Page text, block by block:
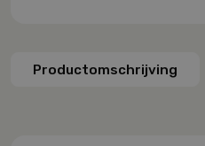
Productomschrijving